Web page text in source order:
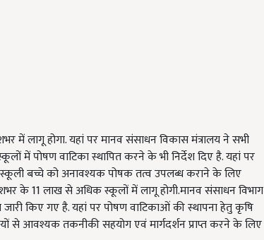
में लागू होगा. यहां पर मानव संसाधन विकास मंत्रालय ने सभी
में पोषण वाटिका स्थापित करने के भी निर्देश दिए है. यहां पर
स्कूली बच्चे को अनावश्यक पोषक तत्व उपलब्ध कराने के लिए
के 11 लाख से अधिक स्कूलों में लागू होगी.मानव संसाधन विभाग
किए गए है. यहां पर पोषण वाटिकाओं की स्थापना हेतु कृषि
से आवश्यक तकनीकी सहयोग एवं मार्गदर्शन प्राप्त करने के लिए